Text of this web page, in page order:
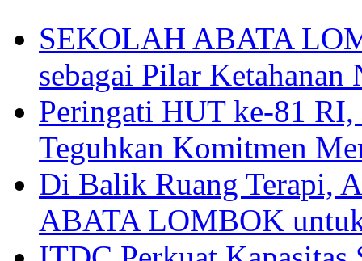
Berita Terbaru
SEKOLAH ABATA
sebagai Pilar Ketahanan
Peringati HUT ke-81
Teguhkan Komitmen
Di Balik Ruang Terapi,